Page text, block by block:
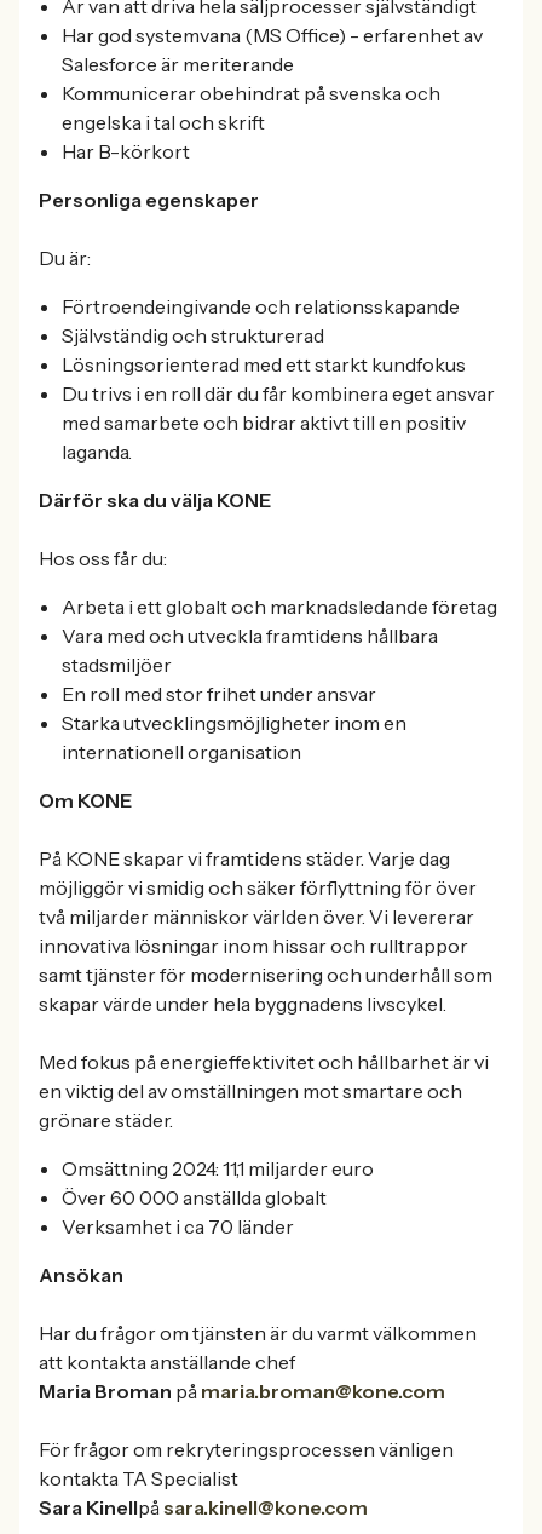
Är van att driva hela säljprocesser självständigt
Har god systemvana (MS Office) - erfarenhet av
Salesforce är meriterande
Kommunicerar obehindrat på svenska och
engelska i tal och skrift
Har B-körkort
Personliga egenskaper
Du är:
Förtroendeingivande och relationsskapande
Självständig och strukturerad
Lösningsorienterad med ett starkt kundfokus
Du trivs i en roll där du får kombinera eget ansvar
med samarbete och bidrar aktivt till en positiv
laganda.
Därför ska du välja KONE
Hos oss får du:
Arbeta i ett globalt och marknadsledande företag
Vara med och utveckla framtidens hållbara
stadsmiljöer
En roll med stor frihet under ansvar
Starka utvecklingsmöjligheter inom en
internationell organisation
Om KONE
På KONE skapar vi framtidens städer. Varje dag
möjliggör vi smidig och säker förflyttning för över
två miljarder människor världen över. Vi levererar
innovativa lösningar inom hissar och rulltrappor
samt tjänster för modernisering och underhåll som
skapar värde under hela byggnadens livscykel.
Med fokus på energieffektivitet och hållbarhet är vi
en viktig del av omställningen mot smartare och
grönare städer.
Omsättning 2024: 11,1 miljarder euro
Över 60 000 anställda globalt
Verksamhet i ca 70 länder
Ansökan
Har du frågor om tjänsten är du varmt välkommen
att kontakta anställande chef
Maria Broman på maria.broman@kone.com
För frågor om rekryteringsprocessen vänligen
kontakta TA Specialist
Sara Kinellpåsara.kinell@kone.com